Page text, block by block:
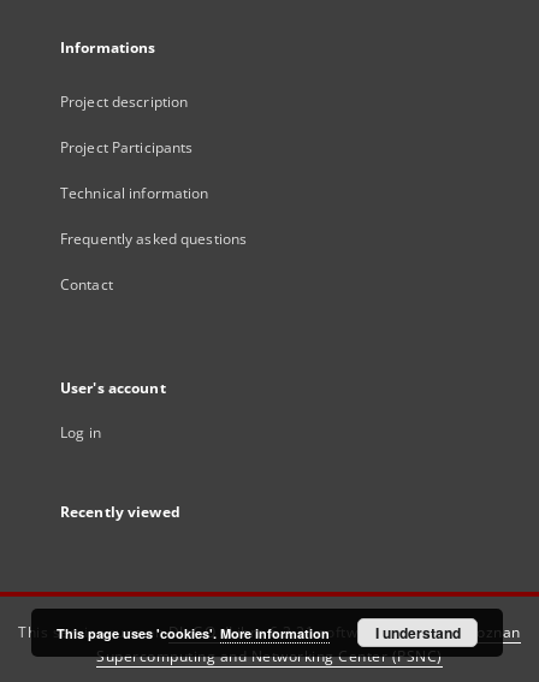
Informations
Project description
Project Participants
Technical information
Frequently asked questions
Contact
User's account
Log in
Recently viewed
This service runs onDInGO dLibra 6.3.21software created by
Poznan
Supercomputing and Networking Center (PSNC)
This page uses 'cookies'. More information I understand